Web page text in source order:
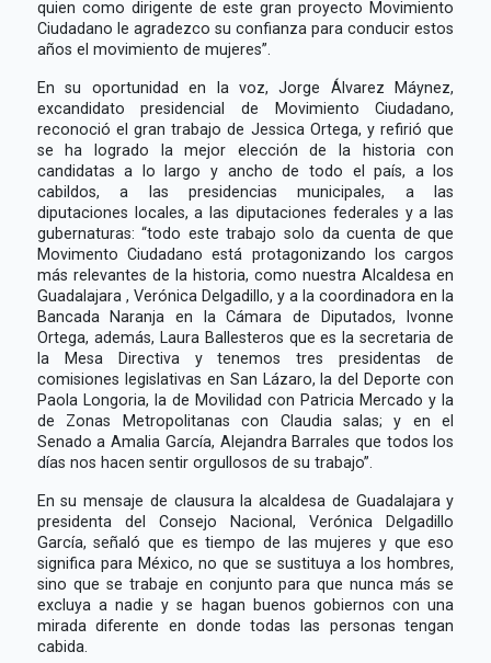
quien como dirigente de este gran proyecto Movimiento
Ciudadano le agradezco su confianza para conducir estos
años el movimiento de mujeres”.
En su oportunidad en la voz, Jorge Álvarez Máynez,
excandidato presidencial de Movimiento Ciudadano,
reconoció el gran trabajo de Jessica Ortega, y refirió que
se ha logrado la mejor elección de la historia con
candidatas a lo largo y ancho de todo el país, a los
cabildos, a las presidencias municipales, a las
diputaciones locales, a las diputaciones federales y a las
gubernaturas: “todo este trabajo solo da cuenta de que
Movimento Ciudadano está protagonizando los cargos
más relevantes de la historia, como nuestra Alcaldesa en
Guadalajara , Verónica Delgadillo, y a la coordinadora en la
Bancada Naranja en la Cámara de Diputados, Ivonne
Ortega, además, Laura Ballesteros que es la secretaria de
la Mesa Directiva y tenemos tres presidentas de
comisiones legislativas en San Lázaro, la del Deporte con
Paola Longoria, la de Movilidad con Patricia Mercado y la
de Zonas Metropolitanas con Claudia salas; y en el
Senado a Amalia García, Alejandra Barrales que todos los
días nos hacen sentir orgullosos de su trabajo”.
En su mensaje de clausura la alcaldesa de Guadalajara y
presidenta del Consejo Nacional, Verónica Delgadillo
García, señaló que es tiempo de las mujeres y que eso
significa para México, no que se sustituya a los hombres,
sino que se trabaje en conjunto para que nunca más se
excluya a nadie y se hagan buenos gobiernos con una
mirada diferente en donde todas las personas tengan
cabida.